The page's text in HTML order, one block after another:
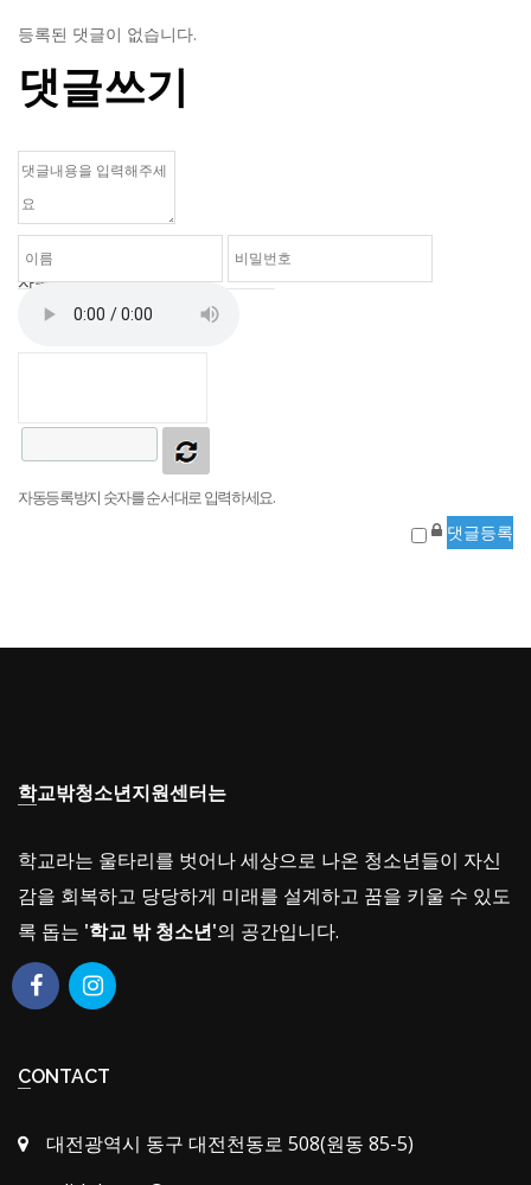
등록된 댓글이 없습니다.
댓글쓰기
자동등록방지
자동등록방지 숫자를 순서대로 입력하세요.
학교밖청소년지원센터는
학교라는 울타리를 벗어나 세상으로 나온 청소년들이 자신
감을 회복하고 당당하게 미래를 설계하고 꿈을 키울 수 있도
록 돕는 '학교 밖 청소년'의 공간입니다.
CONTACT
대전광역시 동구 대전천동로 508(원동 85-5)